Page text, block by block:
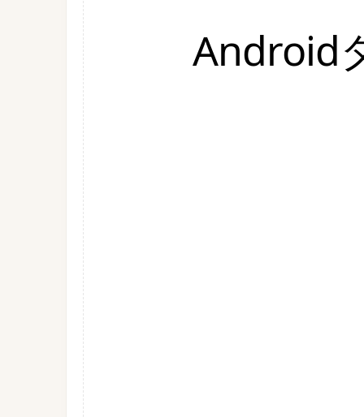
Android